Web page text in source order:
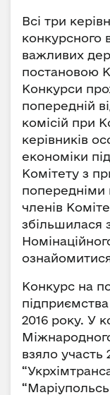
Всі три
конкурсного
важливих
постановою
Конкурси
попередній
комісій при
керівників
економіки
Комітету з
попередніми
членів
збільшилася
Конкурс на
2016 року. У
взяло участь